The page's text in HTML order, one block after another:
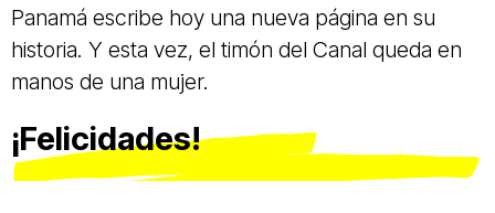
Panamá escribe hoy una nueva página en su
historia. Y esta vez, el timón del Canal queda en
manos de una mujer.
¡Felicidades!